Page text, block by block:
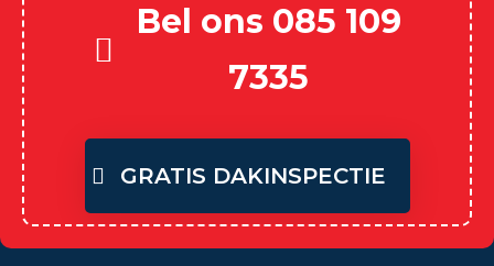
Bel ons 085 109
7335
GRATIS DAKINSPECTIE